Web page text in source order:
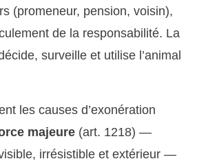
(promeneur, pension, voisin),
de la responsabilité. La
surveille et utilise l’animal
les causes d’exonération
majeure (art. 1218) —
irrésistible et extérieur —